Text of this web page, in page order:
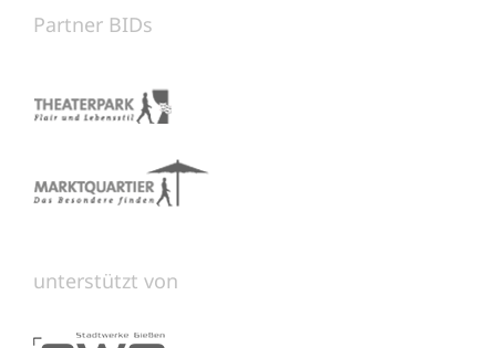
Partner BIDs
unterstützt von